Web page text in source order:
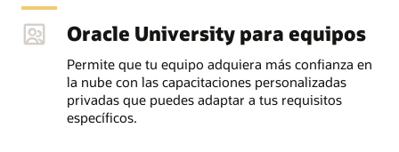
Oracle University para equipos
Permite que tu equipo adquiera más confianza en
la nube con las capacitaciones personalizadas
privadas que puedes adaptar a tus requisitos
específicos.